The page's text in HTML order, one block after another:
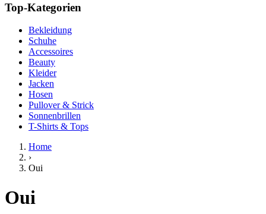
Top-Kategorien
Bekleidung
Schuhe
Accessoires
Beauty
Kleider
Jacken
Hosen
Pullover & Strick
Sonnenbrillen
T-Shirts & Tops
Home
›
Oui
Oui